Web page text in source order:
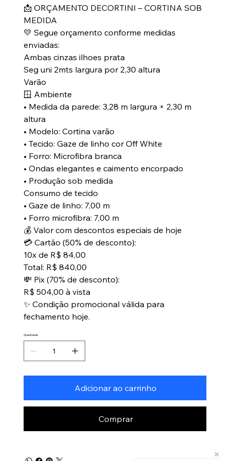
📩 ORÇAMENTO DECORTINI – CORTINA SOB
MEDIDA
💛 Segue orçamento conforme medidas
enviadas:
Ambas cinzas ilhoes prata
Seg uni 2mts largura por 2,30 altura
Varão
🪟 Ambiente
• Medida da parede: 3,28 m largura × 2,30 m
altura
• Modelo: Cortina varão
• Tecido: Gaze de linho cor Off White
• Forro: Microfibra branca
• Ondas elegantes e caimento encorpado
• Produção sob medida
Consumo de tecido
• Gaze de linho: 7,00 m
• Forro microfibra: 7,00 m
💰 Valor com descontos especiais de hoje
💳 Cartão (50% de desconto):
10x de R$ 84,00
Total: R$ 840,00
💸 Pix (70% de desconto):
R$ 504,00 à vista
✨ Condição promocional válida para
fechamento hoje.
Quantidade
Adicionar ao carrinho
Comprar